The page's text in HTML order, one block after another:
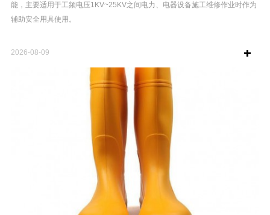
能，主要适用于工频电压1KV~25KV之间电力、电器设备施工维修作业时作为
辅助安全用具使用。
2026-08-09